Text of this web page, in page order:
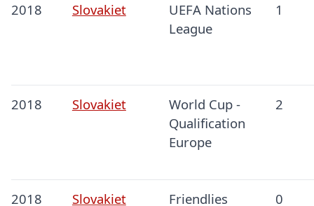
2018 Slovakiet
UEFA Nations
League
1
2018 Slovakiet
World Cup -
Qualification
Europe
2
2018 Slovakiet Friendlies 0